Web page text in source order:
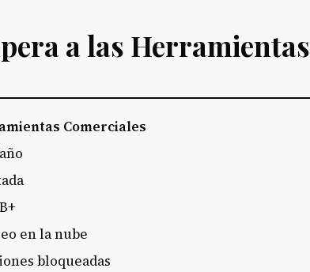
a las Herramientas
Comerciales
en la nube
bloqueadas